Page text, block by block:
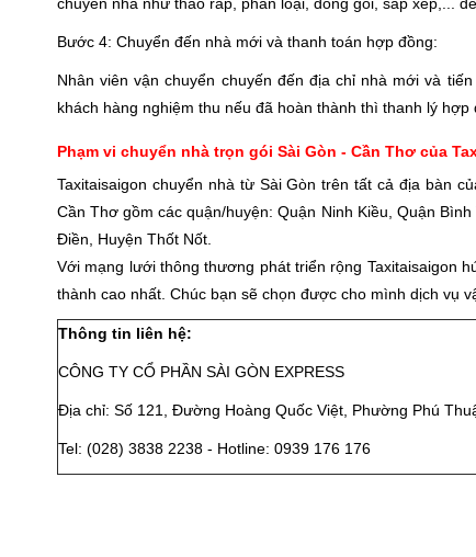
chuyển nhà như tháo ráp, phân loại, đóng gói, sắp xếp,...
Bước 4: Chuyển đến nhà mới và thanh toán hợp đồng:
Nhân viên vận chuyển chuyến đến địa chỉ nhà mới và
khách hàng nghiệm thu nếu đã hoàn thành thì thanh lý hợp
Phạm vi chuyển nhà trọn gói Sài Gòn - Cần Thơ của
Taxitaisaigon chuyển nhà từ Sài Gòn trên tất cả địa bàn
Cần Thơ gồm các quận/huyện: Quận Ninh Kiều, Quận
Điền, Huyện Thốt Nốt.
Với mạng lưới thông thương phát triển rộng Taxitaisaigon
thành cao nhất. Chúc bạn sẽ chọn được cho mình dịch vụ
Thông tin liên hệ:
CÔNG TY CỔ PHẦN SÀI GÒN EXPRESS
Địa chỉ: Số 121, Đường Hoàng Quốc Việt, Phường Phú
Tel: (028) 3838 2238 - Hotline: 0939 176 176